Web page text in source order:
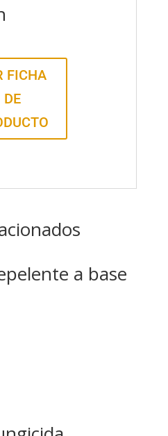
FICHA
DE
a base